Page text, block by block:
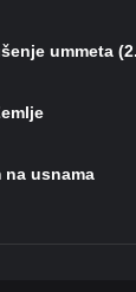
ummeta
na usnama